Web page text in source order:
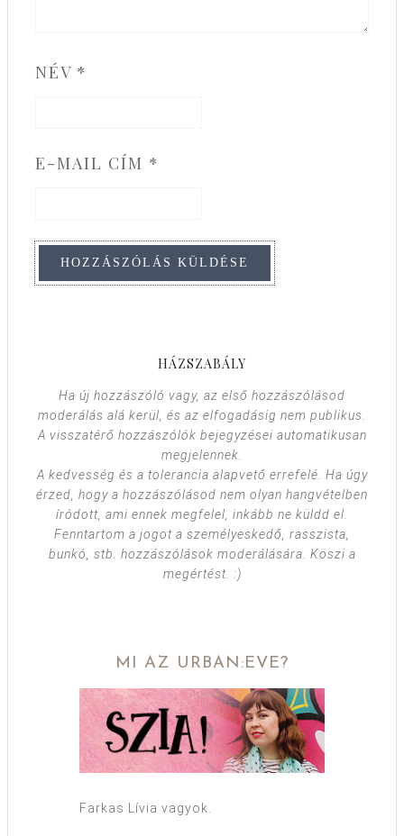
NÉV *
E-MAIL CÍM *
HÁZSZABÁLY
Ha új hozzászóló vagy, az első hozzászólásod
moderálás alá kerül, és az elfogadásig nem publikus.
A visszatérő hozzászólók bejegyzései automatikusan
megjelennek.
A kedvesség és a tolerancia alapvető errefelé. Ha úgy
érzed, hogy a hozzászólásod nem olyan hangvételben
íródott, ami ennek megfelel, inkább ne küldd el.
Fenntartom a jogot a személyeskedő, rasszista,
bunkó, stb. hozzászólások moderálására. Köszi a
megértést. :)
MI AZ URBAN:EVE?
Farkas Lívia vagyok.